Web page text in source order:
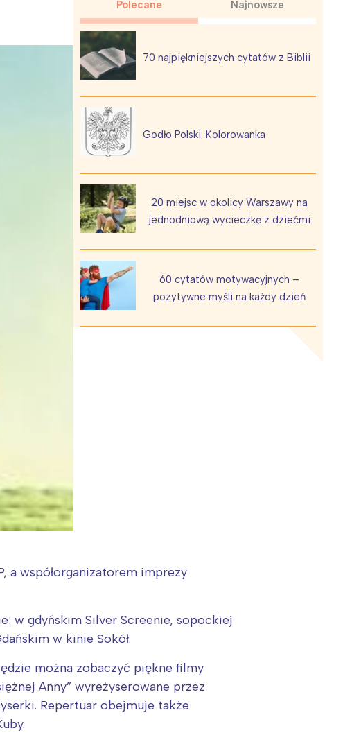
Polecane Najnowsze
70 najpiękniejszych cytatów z Biblii
Godło Polski. Kolorowanka
20 miejsc w okolicy Warszawy na
jednodniową wycieczkę z dziećmi
60 cytatów motywacyjnych –
pozytywne myśli na każdy dzień
a współorganizatorem imprezy
w gdyńskim Silver Screenie, sopockiej
w kinie Sokół.
można zobaczyć piękne filmy
Anny” wyreżyserowane przez
Repertuar obejmuje także